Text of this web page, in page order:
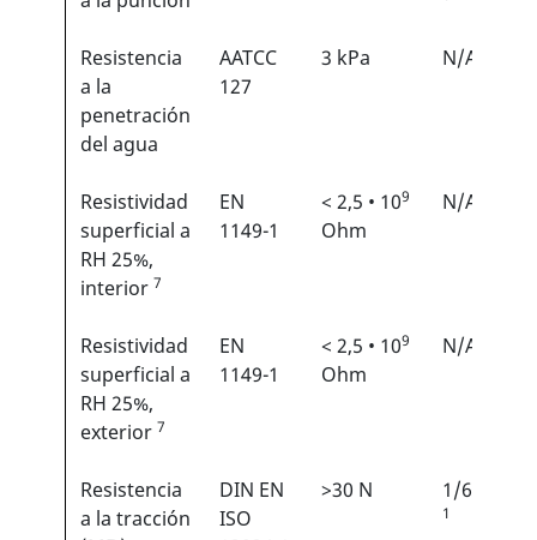
Resistencia
a la
penetración
del agua
AATCC
127
3 kPa N/A
Resistividad
superficial a
RH 25%,
interior 7
EN
1149-1
< 2,5 • 109
Ohm
N/A
Resistividad
superficial a
RH 25%,
exterior 7
EN
1149-1
< 2,5 • 109
Ohm
N/A
Resistencia
a la tracción
DIN EN
ISO
>30 N 1/6
1